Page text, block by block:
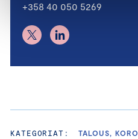
+358 40 050 5269
KATEGORIAT:
TALOUS,